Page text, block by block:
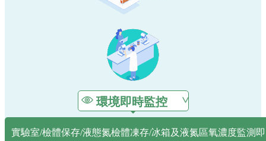
環境即時監控
實驗室/檢體保存/液態氮檢體凍存/冰箱及液氮區氧濃度監測即